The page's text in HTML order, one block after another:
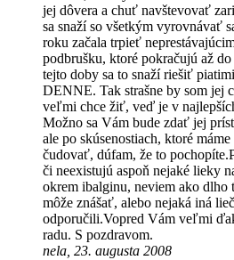
jej dôvera a chuť navštevovať
sa snaží so všetkým vyrovnávať
roku začala trpieť
podbrušku, ktoré pokračujú až
tejto doby sa to snaží riešiť
DENNE. Tak strašne by som jej
veľmi chce žiť, veď je v
Možno sa Vám bude zdať jej
ale po skúsenostiach, ktoré
čudovať, dúfam, že to
či neexistujú aspoň nejaké lieky
okrem ibalginu, neviem ako dlho
môže znášať, alebo nejaká iná
odporučili.Vopred Vám veľmi
radu. S pozdravom.
nela, 23. augusta 2008